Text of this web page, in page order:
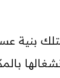
بنية